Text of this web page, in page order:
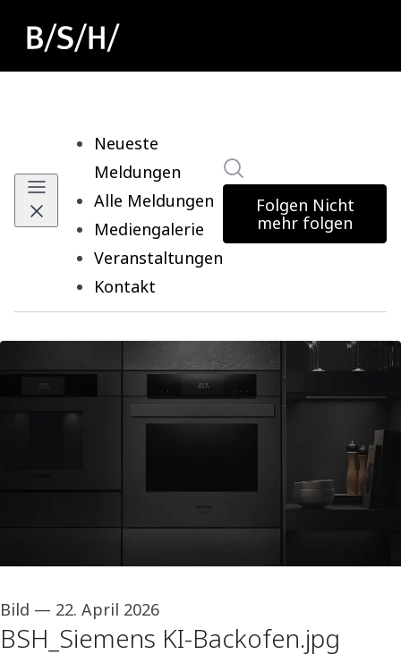
Neueste
Meldungen
Alle Meldungen
Mediengalerie
Veranstaltungen
Kontakt
Folgen Nicht
mehr folgen
Bild — 22. April 2026
BSH_Siemens KI-Backofen.jpg